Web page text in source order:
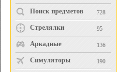
Поиск предметов 728
Стрелялки 95
Аркадные 136
Симуляторы 190